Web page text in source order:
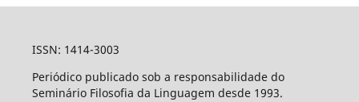
ISSN: 1414-3003
Periódico publicado sob a responsabilidade do
Seminário Filosofia da Linguagem desde 1993.